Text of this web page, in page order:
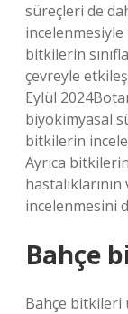
süreçleri de
incelenmesiyle
bitkilerin
çevreyle
Eylül
biyokimyasal
bitkilerin
Ayrıca
incelenmesini
Bahçe
Bahçe bitkileri